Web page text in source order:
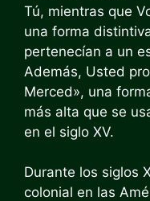
Tú, mientras que
una forma
pertenecían a un
Además, Usted
Merced», una
más alta que se
en el siglo XV.
Durante los siglos
colonial en las